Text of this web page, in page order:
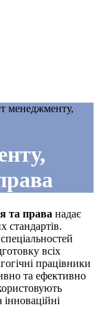
менеджменту,
та права надає
стандартів.
всіх
працівники
та ефективно
інноваційні